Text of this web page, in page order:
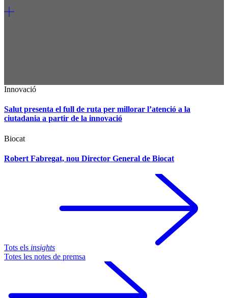
Innovació
Salut presenta el full de ruta per millorar l’atenció a la
ciutadania a partir de la innovació
Biocat
Robert Fabregat, nou Director General de Biocat
Tots els insights
Totes les notes de premsa